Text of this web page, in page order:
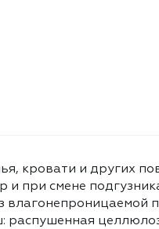
кровати и других
и при смене
распушенная